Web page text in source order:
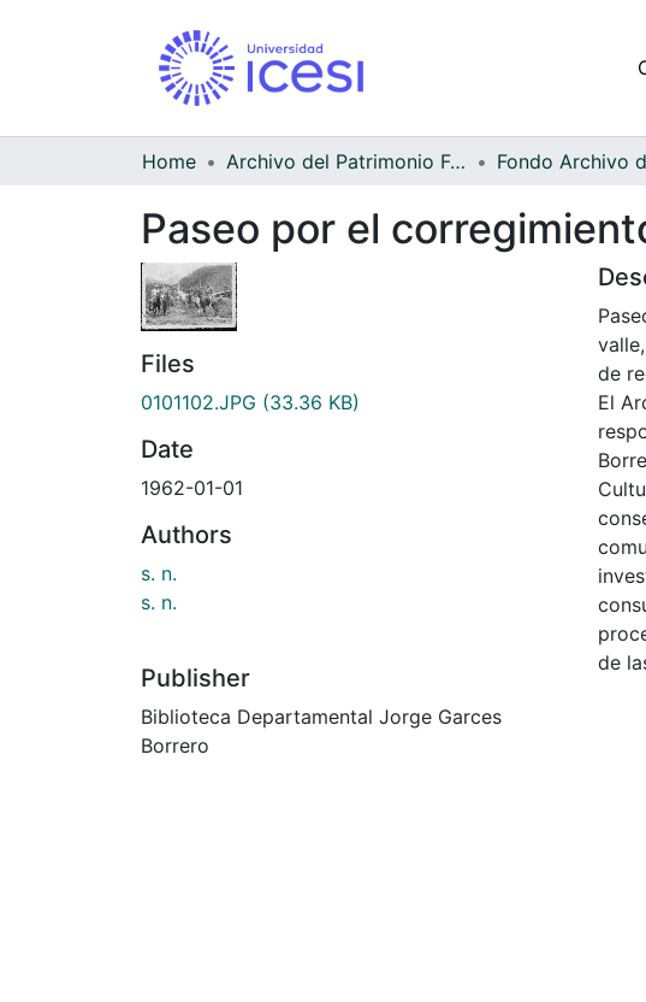
Home Archivo del Patrimonio Fotográfico y Fílmico del Valle del Cauca
Paseo por el
Files
0101102.JPG (33.36 KB)
Date
1962-01-01
Authors
s. n.
s. n.
Publisher
Biblioteca Departamental Jorge Garces
Borrero
de
El
de